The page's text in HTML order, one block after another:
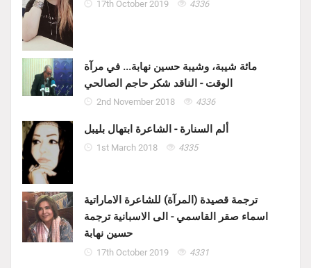
17th October 2019 4336
مائة شيبة، وشيبة حسين نهابة... في مرآة
الوقت - الناقد شكر حاجم الصالحي
2nd November 2018 4336
ألم السنارة - الشاعرة ابتهال بليبل
1st March 2018 4335
ترجمة قصيدة (المرآة) للشاعرة الاماراتية
اسماء صقر القاسمي - الى الاسبانية ترجمة
حسين نهابة
17th October 2019 4331